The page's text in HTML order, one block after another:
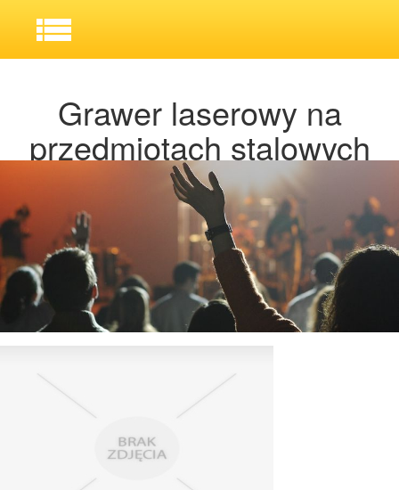
Grawer laserowy na
przedmiotach stalowych